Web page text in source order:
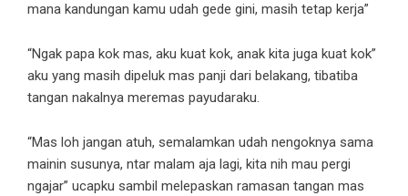
mana kandungan kamu udah gede gini, masih tetap kerja”
“Ngak papa kok mas, aku kuat kok, anak kita juga kuat kok”
aku yang masih dipeluk mas panji dari belakang, tibatiba
tangan nakalnya meremas payudaraku.
“Mas loh jangan atuh, semalamkan udah nengoknya sama
mainin susunya, ntar malam aja lagi, kita nih mau pergi
ngajar” ucapku sambil melepaskan ramasan tangan mas